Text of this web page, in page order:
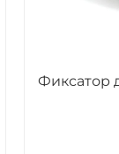
Фиксатор